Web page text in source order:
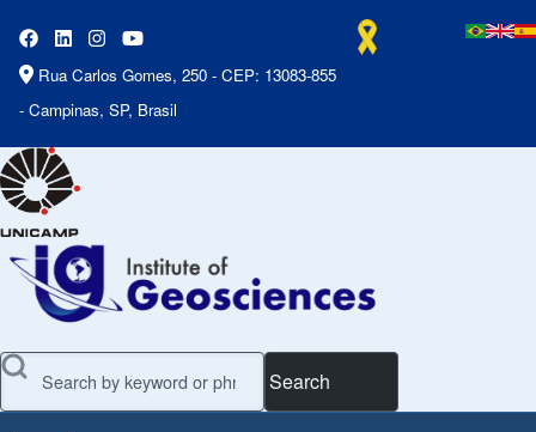
Rua Carlos Gomes, 250 - CEP: 13083-855
- Campinas, SP, Brasil
Search